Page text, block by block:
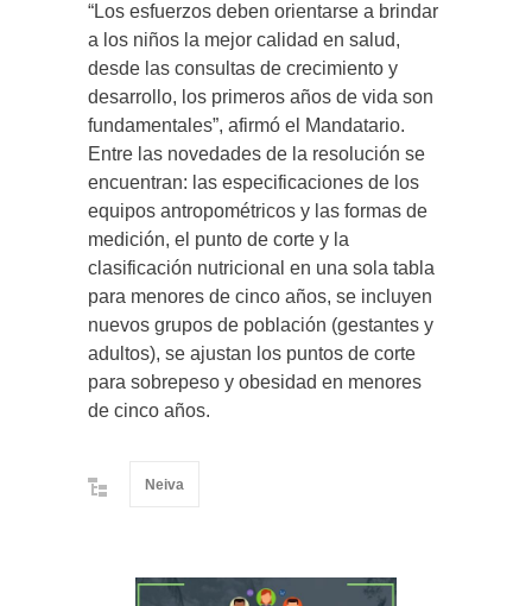
“Los esfuerzos deben orientarse a brindar
a los niños la mejor calidad en salud,
desde las consultas de crecimiento y
desarrollo, los primeros años de vida son
fundamentales”, afirmó el Mandatario.
Entre las novedades de la resolución se
encuentran: las especificaciones de los
equipos antropométricos y las formas de
medición, el punto de corte y la
clasificación nutricional en una sola tabla
para menores de cinco años, se incluyen
nuevos grupos de población (gestantes y
adultos), se ajustan los puntos de corte
para sobrepeso y obesidad en menores
de cinco años.
Neiva